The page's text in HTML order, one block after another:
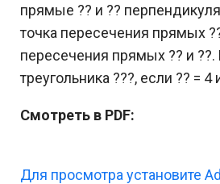
прямые ?? и ??
точка пересечения прямых
пересечения прямых ?? и
треугольника ???, если ?? = 4
Смотреть в PDF:
Для просмотра установите